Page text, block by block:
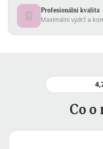
Profesionální kvalita
Maximální výdrž a
Co o